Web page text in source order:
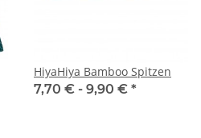
HiyaHiya Bamboo Spitzen
7,70 € - 9,90 € *